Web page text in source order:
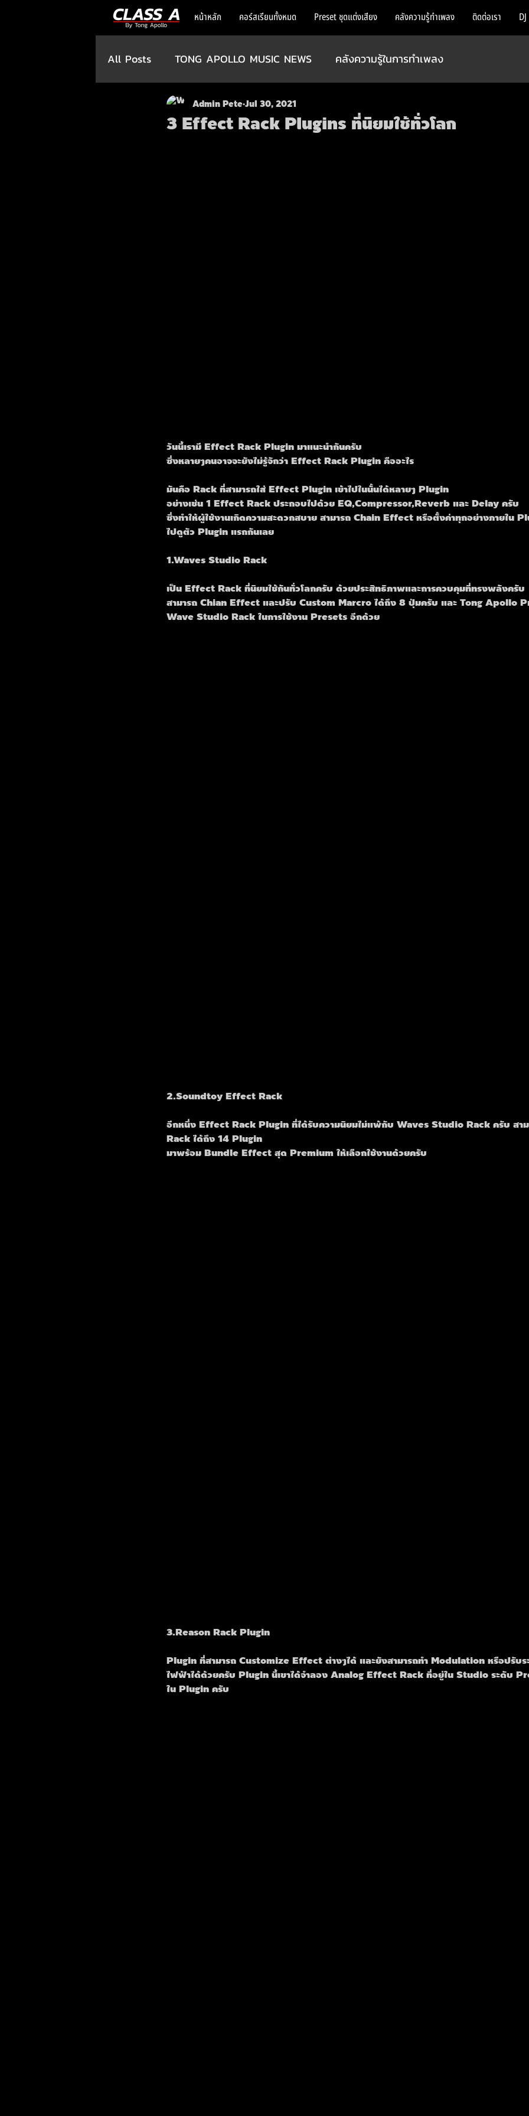
หน้าหลัก คอร์สเรียนทั้งหมด Preset ชุดแต่งเสียง คลังความรู้ทำเพลง ติดต่อเรา
All Posts TONG APOLLO MUSIC NEWS คลังความรู้ในการทำเพลง
3 Effect Rack Plugins ที่นิยมใช้ทั่วโลก
Admin Pete Jul 30, 2021
วันนี้เรามี Effect Rack Plugin มาแนะนำกันครับ
ซึ่งหลายๆคนอาจจะยังไม่รู้จักว่า Effect Rack Plugin คืออะไร
มันคือ Rack ที่สามารถใส่ Effect Plugin เข้าไปในนั้นได้หลายๆ Plugin
อย่างเช่น 1 Effect Rack ประกอบไปด้วย EQ,Compressor,Reverb และ Delay ครับ
ซึ่งทำให้ผู้ใช้งานเกิดความสะดวกสบาย สามารถ Chain Effect หรือตั้งค่าทุกอย่างภายใน
ไปดูตัว Plugin แรกกันเลย
1.Waves Studio Rack
เป็น Effect Rack ที่นิยมใช้กันทั่วโลกครับ ด้วยประสิทธิภาพและการควบคุมที่ทรงพลังครับ
สามารถ Chian Effect และปรับ Custom Marcro ได้ถึง 8 ปุ่มครับ และ Tong Apollo
Wave Studio Rack ในการใช้งาน Presets อีกด้วย
2.Soundtoy Effect Rack
อีกหนึ่ง Effect Rack Plugin ที่ได้รับความนิยมไม่แพ้กับ Waves Studio Rack ครับ สา
Rack ได้ถึง 14 Plugin
มาพร้อม Bundle Effect สุด Premium ให้เลือกใช้งานด้วยครับ
3.Reason Rack Plugin
Plugin ที่สามารถ Customize Effect ต่างๆได้ และยังสามารถทำ Modulation หรือปรั
ไฟฟ้าได้ด้วยครับ Plugin นี้เขาได้จำลอง Analog Effect Rack ที่อยู่ใน Studio ระดับ
ใน Plugin ครับ